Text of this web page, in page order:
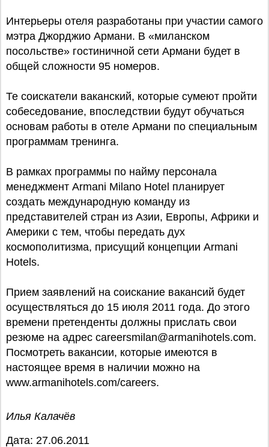
Интерьеры отеля разработаны при участии самого
мэтра Джорджио Армани. В «миланском
посольстве» гостиничной сети Армани будет в
общей сложности 95 номеров.
Те соискатели ваканский, которые сумеют пройти
собеседование, впоследствии будут обучаться
основам работы в отеле Армани по специальным
программам тренинга.
В рамках программы по найму персонала
менеджмент Armani Milano Hotel планирует
создать международную команду из
представителей стран из Азии, Европы, Африки и
Америки с тем, чтобы передать дух
космополитизма, присущий концепции Armani
Hotels.
Прием заявлений на соискание вакансий будет
осуществляться до 15 июля 2011 года. До этого
времени претенденты должны прислать свои
резюме на адрес careersmilan@armanihotels.com.
Посмотреть вакансии, которые имеются в
настоящее время в наличии можно на
www.armanihotels.com/careers.
Илья Калачёв
Дата: 27.06.2011